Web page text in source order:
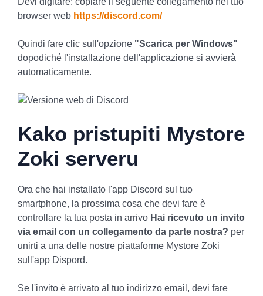
browser web https://discord.com/
Quindi fare clic sull'opzione "Scarica per Windows"
dopodiché l'installazione dell'applicazione si avvierà
automaticamente.
Kako pristupiti Mystore
Zoki serveru
Ora che hai installato l'app Discord sul tuo
smartphone, la prossima cosa che devi fare è
controllare la tua posta in arrivo Hai ricevuto un invito
via email con un collegamento da parte nostra? per
unirti a una delle nostre piattaforme Mystore Zoki
sull'app Dispord.
Se l'invito è arrivato al tuo indirizzo email, devi fare